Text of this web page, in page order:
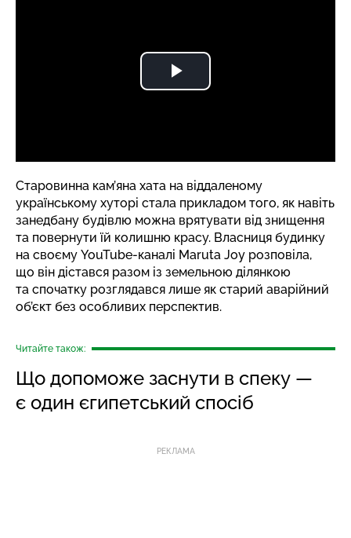
Старовинна кам’яна хата на віддаленому
українському хуторі стала прикладом того, як навіть
занедбану будівлю можна врятувати від знищення
та повернути їй колишню красу. Власниця будинку
на своєму YouTube-каналі Maruta Joy розповіла,
що він дістався разом із земельною ділянкою
та спочатку розглядався лише як старий аварійний
об’єкт без особливих перспектив.
Читайте також:
Що допоможе заснути в спеку —
є один єгипетський спосіб
РЕКЛАМА